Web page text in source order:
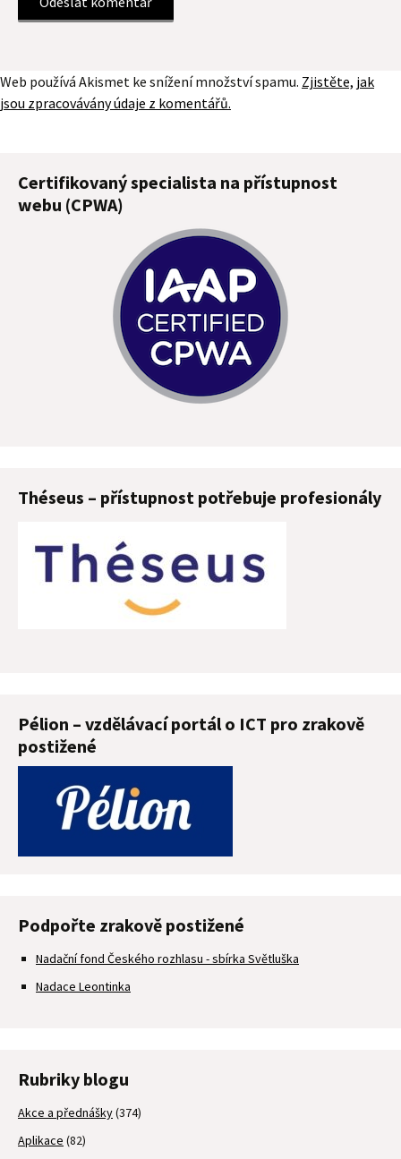
Web používá Akismet ke snížení množství spamu. Zjistěte, jak
jsou zpracovávány údaje z komentářů.
Certifikovaný specialista na přístupnost
webu (CPWA)
Théseus – přístupnost potřebuje profesionály
Pélion – vzdělávací portál o ICT pro zrakově
postižené
Podpořte zrakově postižené
Nadační fond Českého rozhlasu - sbírka Světluška
Nadace Leontinka
Rubriky blogu
Akce a přednášky(374)
Aplikace (82)